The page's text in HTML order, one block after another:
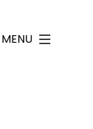
MENU